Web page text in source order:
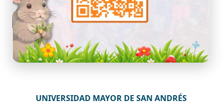
UNIVERSIDAD MAYOR DE SAN ANDRÉS